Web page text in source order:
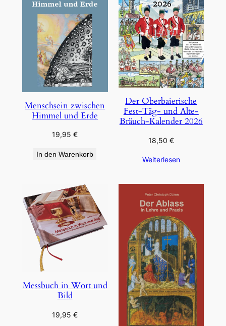
Menschsein zwischen
Himmel und Erde
19,95€
In den Warenkorb
Der Oberbaierische
Fest-Täg- und Alte-
Bräuch-Kalender 2026
18,50 €
Weiterlesen
Messbuch in Wort und
Bild
19,95€